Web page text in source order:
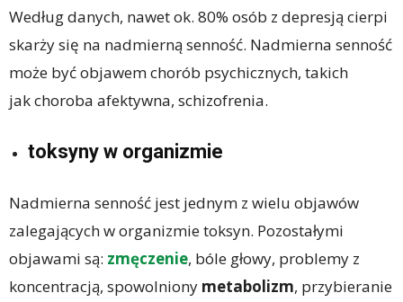
Według danych, nawet ok. 80% osób z depresją cierpi
skarży się na nadmierną senność. Nadmierna senność
może być objawem chorób psychicznych, takich
jak choroba afektywna, schizofrenia.
toksyny w organizmie
Nadmierna senność jest jednym z wielu objawów
zalegających w organizmie toksyn. Pozostałymi
objawami są: zmęczenie, bóle głowy, problemy z
koncentracją, spowolniony metabolizm, przybieranie